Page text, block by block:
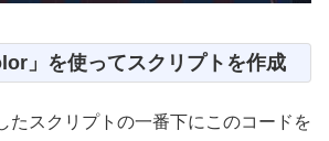
」を使ってスクリプトを作成
たスクリプトの一番下にこのコードを